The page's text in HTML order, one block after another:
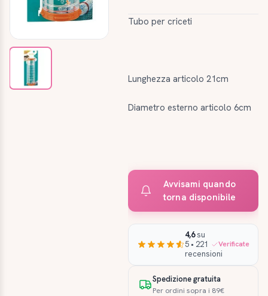
Tubo per criceti
Lunghezza articolo 21cm
Diametro esterno articolo 6cm
Avvisami quando
torna disponibile
4,6su
5 • 221
recensioni
Verificate
Spedizione gratuita
Per ordini sopra i 89€